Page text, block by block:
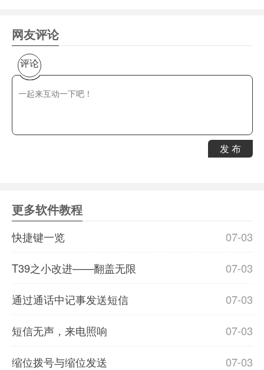
网友评论
评论
发 布
更多软件教程
07-03
快捷键一览
07-03
T39之小改进——翻盖无限
07-03
通过通话中记事发送短信
07-03
短信无声，来电照响
07-03
缩位拨号与缩位发送